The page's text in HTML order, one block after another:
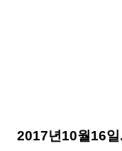
2017년10월16일.